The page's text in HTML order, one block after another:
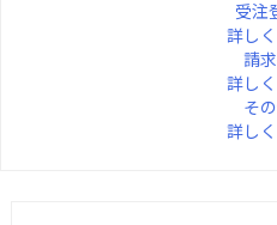
受注
詳し
請
詳し
そ
詳し